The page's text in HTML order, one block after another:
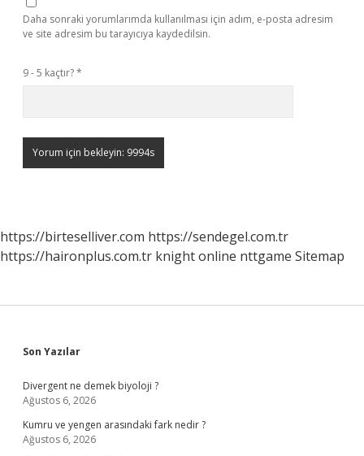
Daha sonraki yorumlarımda kullanılması için adım, e-posta adresim
ve site adresim bu tarayıcıya kaydedilsin.
9 - 5 kaçtır?*
https://birteselliver.com https://sendegel.com.tr
https://haironplus.com.tr knight online nttgame Sitemap
Sidebar
Son Yazılar
Divergent ne demek biyoloji ?
Ağustos 6, 2026
Kumru ve yengen arasındaki fark nedir ?
Ağustos 6, 2026